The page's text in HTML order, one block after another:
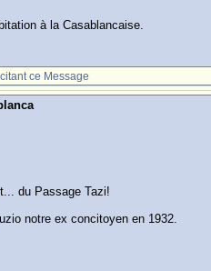
à la Casablancaise.
ce Message
du Passage Tazi!
notre ex concitoyen en 1932.